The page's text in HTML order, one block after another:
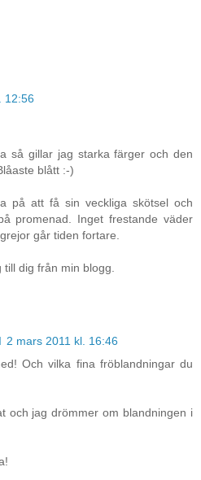
12:56
så gillar jag starka färger och den
blått :-)
på att få sin veckliga skötsel och
promenad. Inget frestande väder
går tiden fortare.
dig från min blogg.
2 mars 2011 kl. 16:46
Och vilka fina fröblandningar du
och jag drömmer om blandningen i